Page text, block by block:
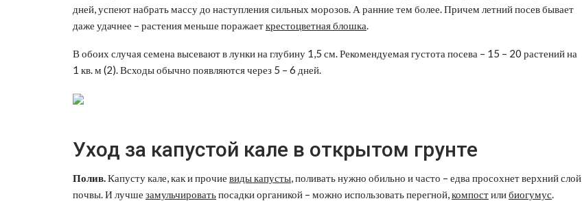
дней, успеют набрать массу до наступления сильных морозов. А ранние тем более. Причем летний посев бывает
даже удачнее – растения меньше поражаеткрестоцветная блошка.
В обоих случая семена высевают в лунки на глубину 1,5 см. Рекомендуемая густота посева – 15 – 20 растений на
1 кв. м (2). Всходы обычно появляются через 5 – 6 дней.
Уход за капустой кале в открытом грунте
Полив.Капусту кале, как и прочие виды капусты, поливать нужно обильно и часто – едва просохнет верхний слой
почвы. И лучше замульчироватьпосадки органикой – можно использовать перегной,компостилибиогумус.